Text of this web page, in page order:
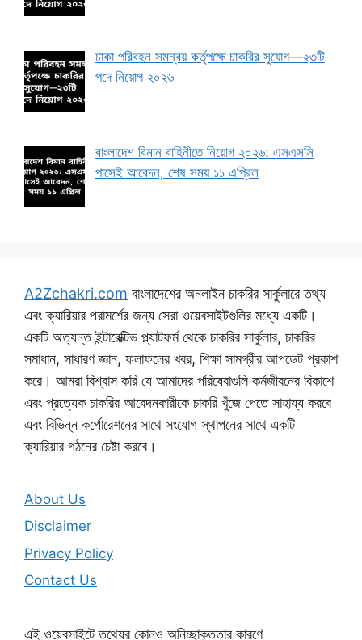
ঢাকা পরিবহন সমন্বয় কর্তৃপক্ষে চাকরির সুযোগ—২৩টি
পদে নিয়োগ ২০২৬
বাংলাদেশ বিমান বাহিনীতে নিয়োগ ২০২৬: এসএসসি
পাসেই আবেদন, শেষ সময় ১১ এপ্রিল
A2Zchakri.com বাংলাদেশের অনলাইন চাকরির সার্কুলারে তথ্য
এবং ক্যারিয়ার পরামর্শের জন্য সেরা ওয়েবসাইটগুলির মধ্যে একটি।
একটি অত্যন্ত ইন্টারেক্টিভ প্ল্যাটফর্ম থেকে চাকরির সার্কুলার, চাকরির
সমাধান, সাধারণ জ্ঞান, ফলাফলের খবর, শিক্ষা সামগ্রীর আপডেট প্রকাশ
করে। আমরা বিশ্বাস করি যে আমাদের পরিষেবাগুলি কর্মজীবনের বিকাশে
এবং প্রত্যেক চাকরির আবেদনকারীকে চাকরি খুঁজে পেতে সাহায্য করবে
এবং বিভিন্ন কর্পোরেশনের সাথে সংযোগ স্থাপনের সাথে একটি
ক্যারিয়ার গঠনের চেষ্টা করবে।
About Us
Disclaimer
Privacy Policy
Contact Us
এই ওয়েবসাইটে তথ্যের কোনও অনিচ্ছাকৃততার কারণে